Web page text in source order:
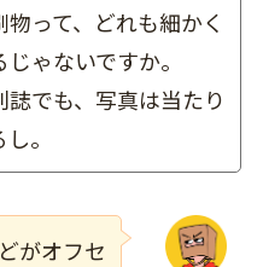
って、どれも細かく
ゃないですか。
誌でも、写真は当たり
。
がオフセ